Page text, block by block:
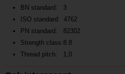
BN standard: 3
ISO standard: 4762
PN standard: 82302
Strength class:8.8
Thread pitch: 1,0